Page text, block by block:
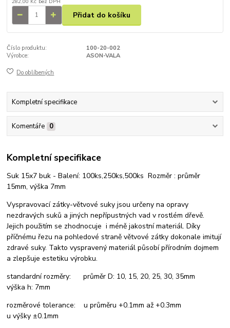
Přidat do košíku
Číslo produktu:
100-20-002
Výrobce:
ASON-VALA
Do oblíbených
Kompletní specifikace
Komentáře 0
Kompletní specifikace
Suk 15x7 buk - Balení: 100ks,250ks,500ks Rozměr : průměr
15mm, výška 7mm
Vyspravovací zátky-větvové suky jsou určeny na opravy
nezdravých suků a jiných nepřípustných vad v rostlém dřevě.
Jejich použitím se zhodnocuje i méně jakostní materiál. Díky
příčnému řezu na pohledové straně větvové zátky dokonale imitují
zdravé suky. Takto vyspravený materiál působí přírodním dojmem
a zlepšuje estetiku výrobku.
standardní rozměry: průměr D: 10, 15, 20, 25, 30, 35mm
výška h: 7mm
rozměrové tolerance: u průměru +0.1mm až +0.3mm
u výšky ±0.1mm